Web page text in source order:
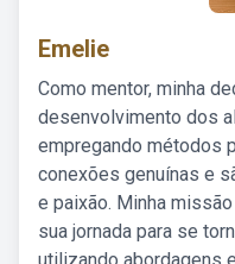
Emelie
Como mentor, minha
desenvolvimento dos
empregando métodos
conexões genuínas e
e paixão. Minha
sua jornada para se